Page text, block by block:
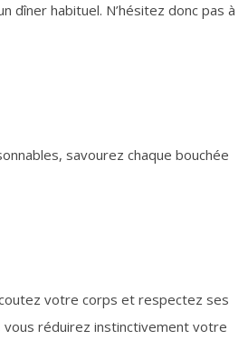
dîner habituel. N’hésitez donc pas à
savourez chaque bouchée
votre corps et respectez ses
vous réduirez instinctivement votre